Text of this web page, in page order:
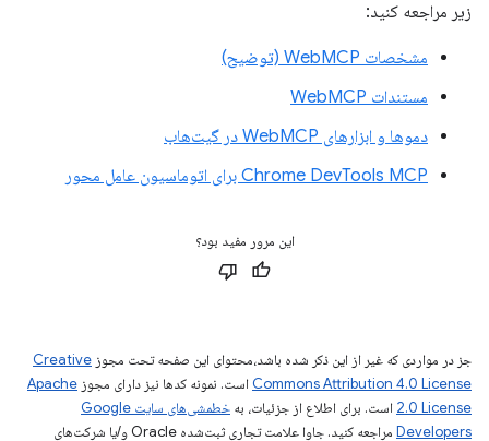
زیر مراجعه کنید:
مشخصات WebMCP (توضیح)
مستندات WebMCP
دموها و ابزارهای WebMCP در گیت‌هاب
Chrome DevTools MCP برای اتوماسیون عامل محور
این مرور مفید بود؟
جز در مواردی که غیر از این ذکر شده باشد،‌محتوای این صفحه تحت مجوز Creative
Commons Attribution 4.0 License است. نمونه کدها نیز دارای مجوز Apache
2.0 License است. برای اطلاع از جزئیات، به
خطمشی‌های سایت Google
Developers‏
مراجعه کنید. جاوا علامت تجاری ثبت‌شده Oracle و/یا شرکت‌های